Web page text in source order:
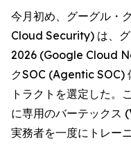
今月初め、グーグル・
Cloud Security) は、グ
2026 (Google Cloud
クSOC (Agentic SOC)
トラクトを選定した。
に専用のバーテックス
実務者を一度にトレー